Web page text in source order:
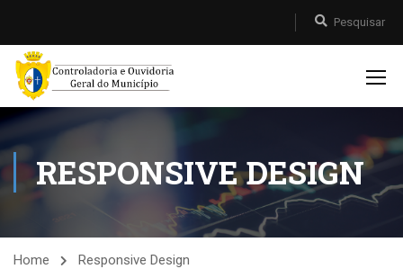
RESPONSIVE DESIGN
Home Responsive Design